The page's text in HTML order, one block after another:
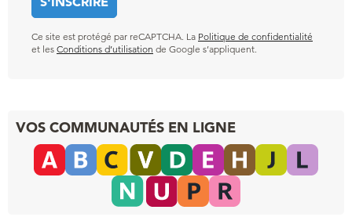
Ce site est protégé par reCAPTCHA. La Politique de confidentialité
et les Conditions d’utilisation de Google s’appliquent.
VOS COMMUNAUTÉS EN LIGNE